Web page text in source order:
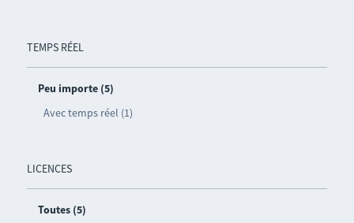
TEMPS RÉEL
Peu importe (5)
Avec temps réel (1)
LICENCES
Toutes (5)